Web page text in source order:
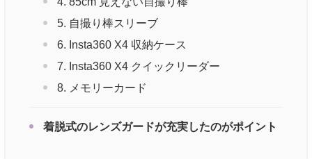
5. 自撮り棒スリーブ
6. Insta360 X4 収納ケース
7. Insta360 X4 クイックリーダー
8. メモリーカード
着脱式のレンズガードが充実したのがポイント